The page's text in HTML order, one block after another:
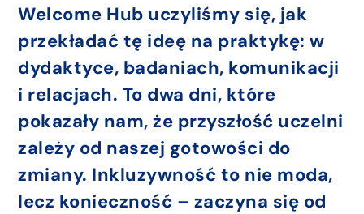
Welcome Hub uczyliśmy się, jak
przekładać tę ideę na praktykę: w
dydaktyce, badaniach, komunikacji
i relacjach. To dwa dni, które
pokazały nam, że przyszłość uczelni
zależy od naszej gotowości do
zmiany. Inkluzywność to nie moda,
lecz konieczność – zaczyna się od